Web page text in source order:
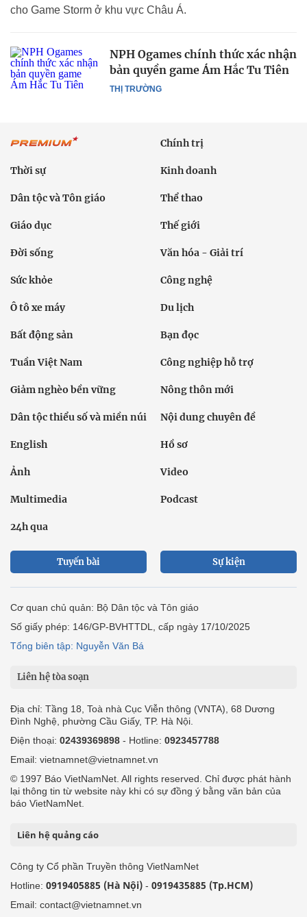
cho Game Storm ở khu vực Châu Á.
THỊ TRƯỜNG
NPH Ogames chính thức xác nhận
bản quyền game Ám Hắc Tu Tiên
Chính trị
Thời sự Kinh doanh
Dân tộc và Tôn giáo Thể thao
Giáo dục Thế giới
Đời sống Văn hóa - Giải trí
Sức khỏe Công nghệ
Ô tô xe máy Du lịch
Bất động sản Bạn đọc
Tuần Việt Nam Công nghiệp hỗ trợ
Giảm nghèo bền vững Nông thôn mới
Dân tộc thiểu số và miền núi Nội dung chuyên đề
English Hồ sơ
Ảnh Video
Multimedia Podcast
24h qua
Tuyến bài Sự kiện
Cơ quan chủ quản: Bộ Dân tộc và Tôn giáo
Số giấy phép: 146/GP-BVHTTDL, cấp ngày 17/10/2025
Tổng biên tập: Nguyễn Văn Bá
Liên hệ tòa soạn
Địa chỉ: Tầng 18, Toà nhà Cục Viễn thông (VNTA), 68 Dương
Đình Nghệ, phường Cầu Giấy, TP. Hà Nội.
Điện thoại: 02439369898 - Hotline: 0923457788
Email: vietnamnet@vietnamnet.vn
© 1997 Báo VietNamNet. All rights reserved. Chỉ được phát hành
lại thông tin từ website này khi có sự đồng ý bằng văn bản của
báo VietNamNet.
Liên hệ quảng cáo
Công ty Cổ phần Truyền thông VietNamNet
Hotline: 0919405885 (Hà Nội) - 0919435885 (Tp.HCM)
Email: contact@vietnamnet.vn